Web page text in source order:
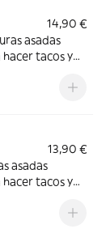
14,90 €
asadas
tacos y
13,90 €
asadas
tacos y